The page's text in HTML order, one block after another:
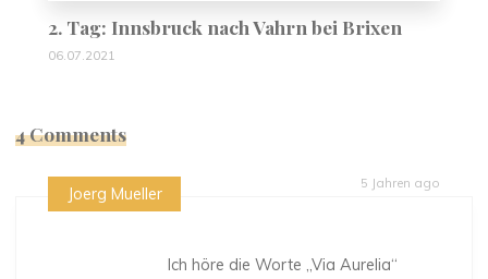
2. Tag: Innsbruck nach Vahrn bei Brixen
06.07.2021
4 Comments
5 Jahren ago
Joerg Mueller
Ich höre die Worte „Via Aurelia“